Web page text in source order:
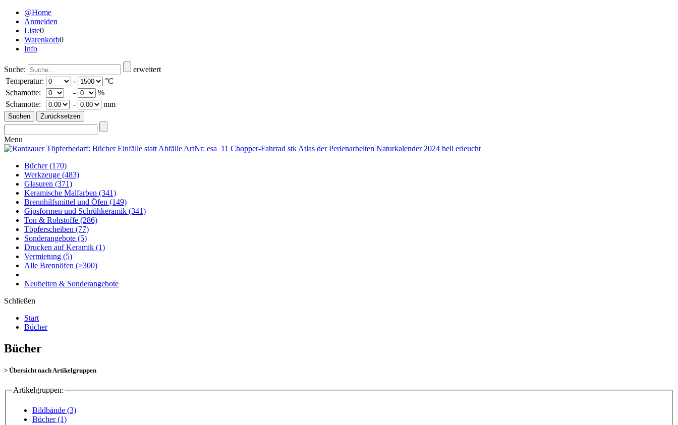
@Home
Anmelden
Liste0
Warenkorb0
Info
Suche:
erweitert
Temperatur:
-
°C
Schamotte:
-
%
Schamotte:
- mm
Menu
Bücher(170)
Werkzeuge (483)
Glasuren (371)
Keramische Malfarben (341)
Brennhilfsmittel und Öfen (149)
Gipsformen und Schrühkeramik (341)
Ton & Rohstoffe (286)
Töpferscheiben (77)
Sonderangebote (5)
Drucken auf Keramik (1)
Vermietung (5)
Alle Brennöfen (>300)
Neuheiten & Sonderangebote
Schließen
Start
Bücher
Bücher
> Übersicht nach Artikelgruppen
Artikelgruppen:
Bildbände (3)
Bücher (1)